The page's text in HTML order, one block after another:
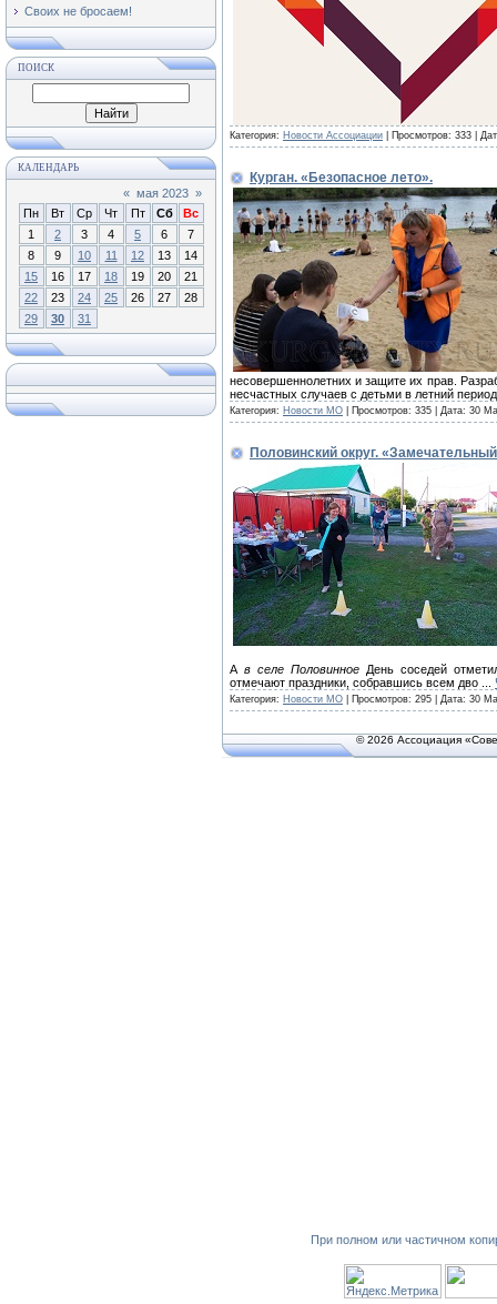
Своих не бросаем!
ПОИСК
КАЛЕНДАРЬ
« мая 2023 »
Пн
Вт Ср Чт Пт Сб
Вс
1
2 3 4 5 6
7
8
9 10 11 12 13
14
15
16 17 18 19 20
21
22
23 24 25 26 27
28
29
30 31
Категория: Новости Ассоциации | Просмотров: 333 |
Курган. «Безопасное лето».
несовершеннолетних и защите их прав.
несчастных случаев с детьми в летний
Категория: Новости МО | Просмотров: 335 | Дата: 30
Половинский округ.
Ав селе Половинное День соседей
отмечают праздники, собравшись всем дво
Категория: Новости МО | Просмотров: 295 | Дата: 30
© 2026 Ассоциация
При полном или частичном